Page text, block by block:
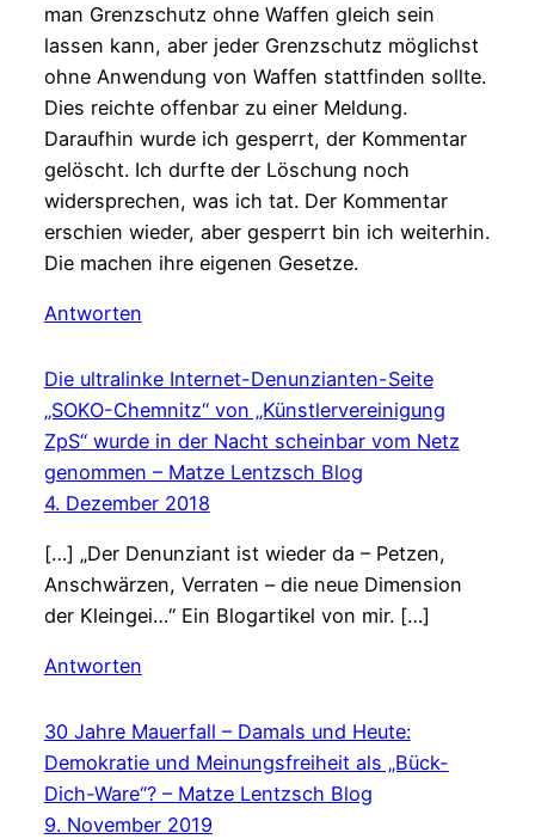
man Grenzschutz ohne Waffen gleich sein
lassen kann, aber jeder Grenzschutz möglichst
ohne Anwendung von Waffen stattfinden sollte.
Dies reichte offenbar zu einer Meldung.
Daraufhin wurde ich gesperrt, der Kommentar
gelöscht. Ich durfte der Löschung noch
widersprechen, was ich tat. Der Kommentar
erschien wieder, aber gesperrt bin ich weiterhin.
Die machen ihre eigenen Gesetze.
Antworten
Die ultralinke Internet-Denunzianten-Seite
„SOKO-Chemnitz“ von „Künstlervereinigung
ZpS“ wurde in der Nacht scheinbar vom Netz
genommen – Matze Lentzsch Blog
4. Dezember 2018
[…] „Der Denunziant ist wieder da – Petzen,
Anschwärzen, Verraten – die neue Dimension
der Kleingei…“ Ein Blogartikel von mir. […]
Antworten
30 Jahre Mauerfall – Damals und Heute:
Demokratie und Meinungsfreiheit als „Bück-
Dich-Ware“? – Matze Lentzsch Blog
9. November 2019